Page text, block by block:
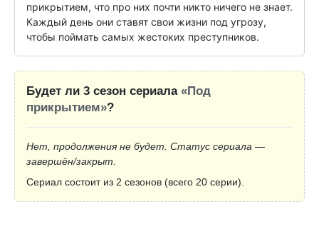
прикрытием, что про них почти никто ничего не знает.
Каждый день они ставят свои жизни под угрозу,
чтобы поймать самых жестоких преступников.
Будет ли 3 сезон сериала «Под
прикрытием»?
Нет, продолжения не будет. Статус сериала —
завершён/закрыт.
Сериал состоит из 2 сезонов (всего 20 серии).